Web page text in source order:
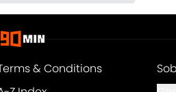
Terms & Conditions